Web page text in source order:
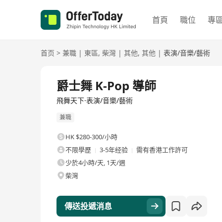
首頁 職位 專
首页 > 兼職 | 東區, 柴灣 | 其他, 其他 | 表演/音樂/藝術
爵士舞 K-Pop 導師
飛舞天下·表演/音樂/藝術
兼職
HK $280-300/小時
不限學歷
3-5年经验
需有香港工作許可
少於4小時/天, 1天/週
柴灣
傳送投遞消息